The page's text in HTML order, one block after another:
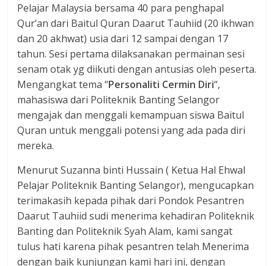
Pelajar Malaysia bersama 40 para penghapal
Qur’an dari Baitul Quran Daarut Tauhiid (20 ikhwan
dan 20 akhwat) usia dari 12 sampai dengan 17
tahun. Sesi pertama dilaksanakan permainan sesi
senam otak yg diikuti dengan antusias oleh peserta.
Mengangkat tema “Personaliti Cermin Diri“,
mahasiswa dari Politeknik Banting Selangor
mengajak dan menggali kemampuan siswa Baitul
Quran untuk menggali potensi yang ada pada diri
mereka.
Menurut Suzanna binti Hussain ( Ketua Hal Ehwal
Pelajar Politeknik Banting Selangor), mengucapkan
terimakasih kepada pihak dari Pondok Pesantren
Daarut Tauhiid sudi menerima kehadiran Politeknik
Banting dan Politeknik Syah Alam, kami sangat
tulus hati karena pihak pesantren telah Menerima
dengan baik kunjungan kami hari ini, dengan